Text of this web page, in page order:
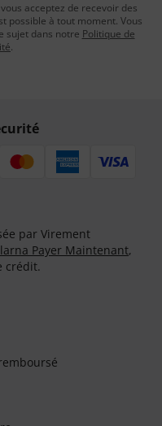
acceptez de recevoir des
possible à tout moment. Vous
sujet dans notre Politique de
.
par Virement
Payer Maintenant,
crédit.